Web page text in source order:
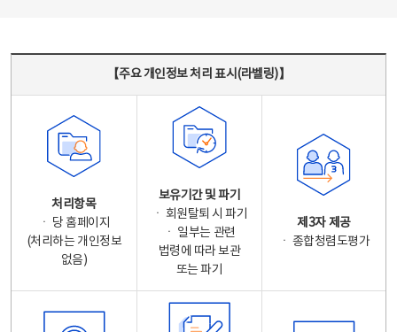
【주요 개인정보 처리 표시(라벨링)】
처리항목
ㆍ 당 홈페이지
(처리하는 개인정보
없음)
보유기간 및 파기
ㆍ 회원탈퇴 시 파기
ㆍ 일부는 관련
법령에 따라 보관
또는 파기
제3자 제공
ㆍ 종합청렴도평가